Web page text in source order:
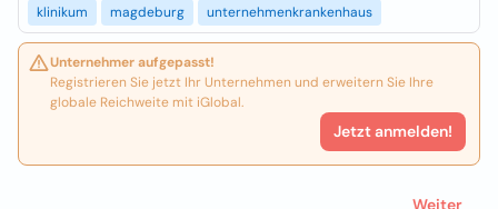
klinikum
magdeburg unternehmenkrankenhaus
Unternehmer aufgepasst!
Registrieren Sie jetzt Ihr Unternehmen und erweitern Sie Ihre
globale Reichweite mit iGlobal.
Jetzt anmelden!
Weiter